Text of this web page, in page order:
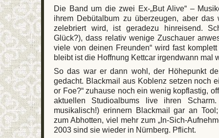
Die Band um die zwei Ex-„But Alive“ –
ihrem Debütalbum zu überzeugen, aber
zelebriert wird, ist geradezu hinreisend.
Glück?), dass relativ wenige Zuschauer
viele von deinen Freunden“ wird fast
bleibt ist die Hoffnung Kettcar irgendwann mal
So das war er dann wohl, der Höhepunkt
gedacht. Blackmail aus Koblenz setzen noch
or Foe?“ zuhause noch ein wenig kopflastig,
aktuellen Studioalbums live ihren
musikalisch!) erinnern Blackmail gar an
zum Abhotten, viel mehr zum „In-Sich-
2003 sind sie wieder in Nürnberg. Pflicht.